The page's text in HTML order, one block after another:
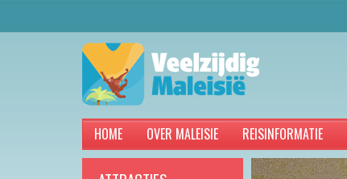
HOME OVER MALEISIE REISINFORMATIE